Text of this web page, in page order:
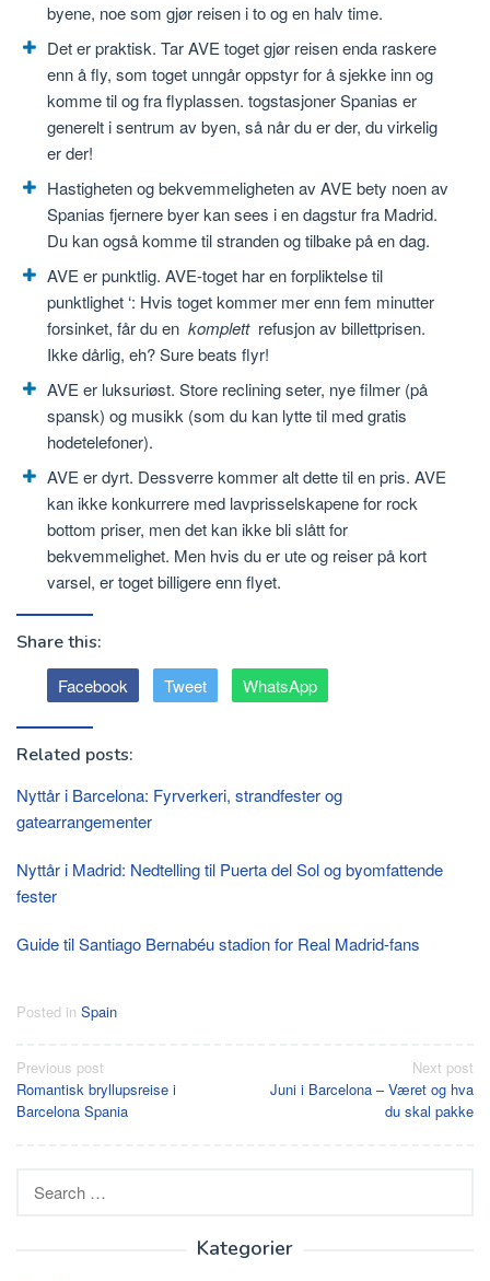
byene, noe som gjør reisen i to og en halv time.
Det er praktisk. Tar AVE toget gjør reisen enda raskere
enn å fly, som toget unngår oppstyr for å sjekke inn og
komme til og fra flyplassen. togstasjoner Spanias er
generelt i sentrum av byen, så når du er der, du virkelig
er der!
Hastigheten og bekvemmeligheten av AVE bety noen av
Spanias fjernere byer kan sees i en dagstur fra Madrid.
Du kan også komme til stranden og tilbake på en dag.
AVE er punktlig. AVE-toget har en forpliktelse til
punktlighet ‘: Hvis toget kommer mer enn fem minutter
forsinket, får du en komplettrefusjon av billettprisen.
Ikke dårlig, eh? Sure beats flyr!
AVE er luksuriøst. Store reclining seter, nye filmer (på
spansk) og musikk (som du kan lytte til med gratis
hodetelefoner).
AVE er dyrt. Dessverre kommer alt dette til en pris. AVE
kan ikke konkurrere med lavprisselskapene for rock
bottom priser, men det kan ikke bli slått for
bekvemmelighet. Men hvis du er ute og reiser på kort
varsel, er toget billigere enn flyet.
Share this:
Facebook Tweet WhatsApp
Related posts:
Nyttår i Barcelona: Fyrverkeri, strandfester og
gatearrangementer
Nyttår i Madrid: Nedtelling til Puerta del Sol og byomfattende
fester
Guide til Santiago Bernabéu stadion for Real Madrid-fans
Posted in Spain
Post
navigation
Previous post
Romantisk bryllupsreise i
Barcelona Spania
Next post
Juni i Barcelona – Været og hva
du skal pakke
Kategorier